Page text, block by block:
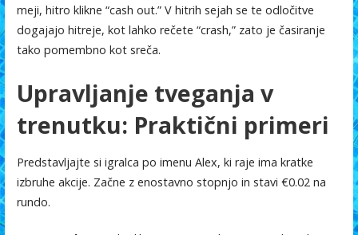
meji, hitro klikne “cash out.” V hitrih sejah se te odločitve
dogajajo hitreje, kot lahko rečete “crash,” zato je časiranje
tako pomembno kot sreča.
Upravljanje tveganja v
trenutku: Praktični primeri
Predstavljajte si igralca po imenu Alex, ki raje ima kratke
izbruhe akcije. Začne z enostavno stopnjo in stavi €0.02 na
rundo.